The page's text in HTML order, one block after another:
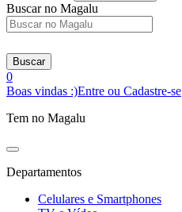
Buscar no Magalu
Buscar
0
Boas vindas :)Entre ou Cadastre-se
Tem no Magalu
Departamentos
Celulares e Smartphones